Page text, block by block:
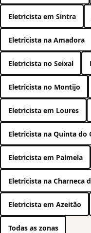
Eletricista em Sintra
Eletricista na Amadora
Eletricista no Seixal
Eletricista no Montijo
Eletricista em Loures
Eletricista na Quinta do
Eletricista em Palmela
Eletricista na Charneca
Eletricista em Azeitão
Todas as zonas